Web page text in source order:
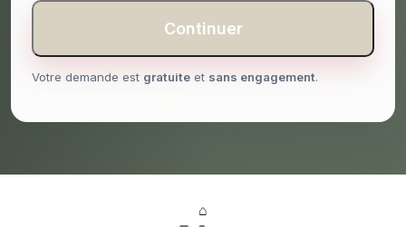
Continuer
Votre demande est gratuite et sans engagement.
⌂